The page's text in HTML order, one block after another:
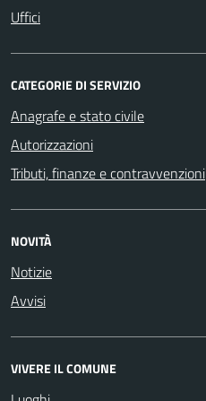
Uffici
CATEGORIE DI SERVIZIO
Anagrafe e stato civile
Autorizzazioni
Tributi, finanze e contravvenzioni
NOVITÀ
Notizie
Avvisi
VIVERE IL COMUNE